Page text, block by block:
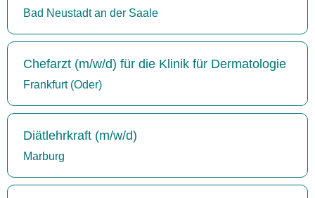
Bad Neustadt an der Saale
Chefarzt (m/w/d) für die Klinik für Dermatologie
Frankfurt (Oder)
Diätlehrkraft (m/w/d)
Marburg